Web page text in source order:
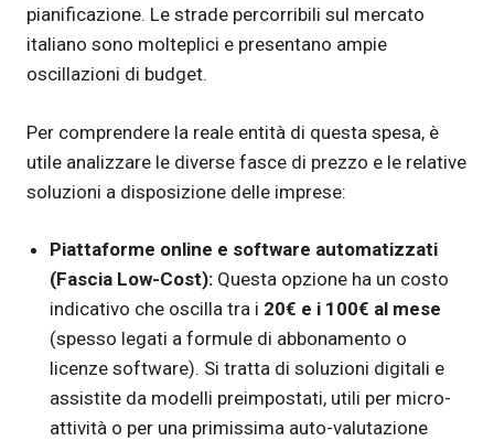
pianificazione. Le strade percorribili sul mercato
italiano sono molteplici e presentano ampie
oscillazioni di budget.
Per comprendere la reale entità di questa spesa, è
utile analizzare le diverse fasce di prezzo e le relative
soluzioni a disposizione delle imprese:
Piattaforme online e software automatizzati
(Fascia Low-Cost): Questa opzione ha un costo
indicativo che oscilla tra i 20€ e i 100€ al mese
(spesso legati a formule di abbonamento o
licenze software). Si tratta di soluzioni digitali e
assistite da modelli preimpostati, utili per micro-
attività o per una primissima auto-valutazione